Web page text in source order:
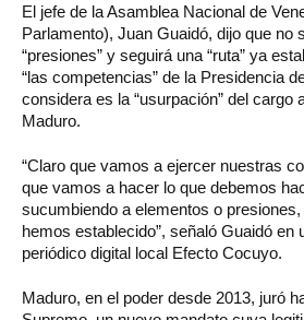
El jefe de la Asamblea Nacional de
Parlamento), Juan Guaidó, dijo que no
“presiones” y seguirá una “ruta” ya
“las competencias” de la Presidencia
considera es la “usurpación” del cargo
Maduro.
“Claro que vamos a ejercer nuestras
que vamos a hacer lo que debemos
sucumbiendo a elementos o
hemos establecido”, señaló Guaidó en
periódico digital local Efecto Cocuyo.
Maduro, en el poder desde 2013, juró